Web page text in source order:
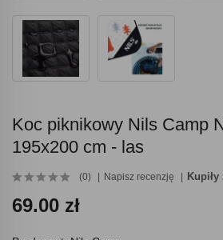
Koc piknikowy Nils Camp
195x200 cm - las
(0) Napisz recenzję
69.00 zł